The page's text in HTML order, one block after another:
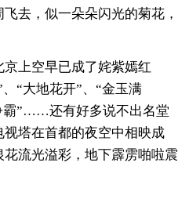
去，似一朵朵闪光的菊花，
上空早已成了姹紫嫣红
“大地花开”、“金玉满
霸”……还有好多说不出名堂
塔在首都的夜空中相映成
流光溢彩，地下霹雳啪啦震